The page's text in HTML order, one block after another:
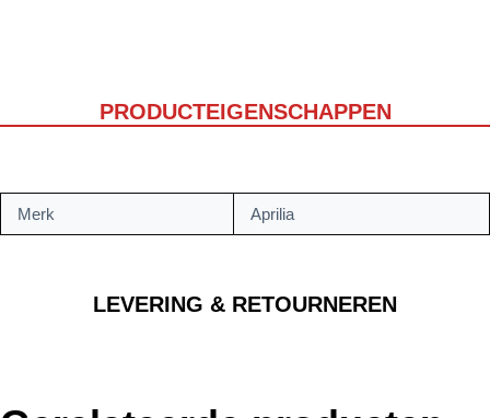
PRODUCTEIGENSCHAPPEN
LEVERING & RETOURNEREN
Merk Aprilia